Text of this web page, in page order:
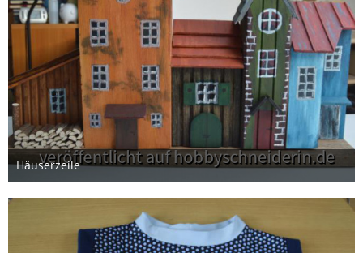
Häuserzeile
27. Mai 2026